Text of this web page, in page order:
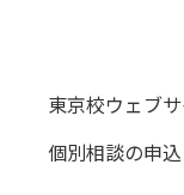
東京校ウェブ
個別相談の申込